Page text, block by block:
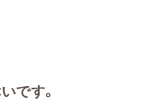
です。